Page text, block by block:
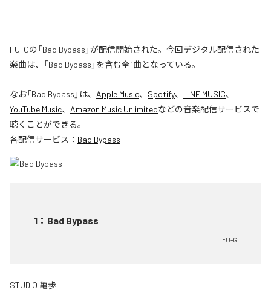
FU-Gの「Bad Bypass」が配信開始された。今回デジタル配信された
楽曲は、「Bad Bypass」を含む全1曲となっている。
なお「Bad Bypass 」は、 Apple Music、 Spotify、 LINE MUSIC、
YouTube Music、 Amazon Music Unlimitedなどの音楽配信サービスで
聴くことができる。
各配信サービス： Bad Bypass
1 ： Bad Bypass
FU-G
STUDIO 亀歩